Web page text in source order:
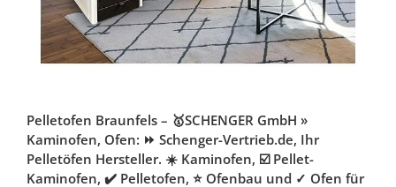
Pelletofen Braunfels – 🥇SCHENGER GmbH »
Kaminofen, Ofen: ⏩ Schenger-Vertrieb.de, Ihr
Pelletöfen Hersteller. ☀️ Kaminofen, ☑️ Pellet-
Kaminofen, ✔️ Pelletofen, ⭐ Ofenbau und ✓ Ofen für